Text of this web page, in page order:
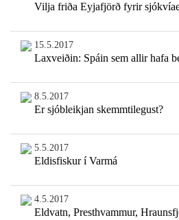
Vilja friða Eyjafjörð fyrir
15.5.2017
Laxveiðin: Spáin sem allir hafa
8.5.2017
Er sjóbleikjan skemmtilegust?
5.5.2017
Eldisfiskur í Varmá
4.5.2017
Eldvatn, Presthvammur,